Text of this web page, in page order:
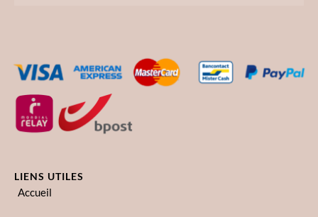
LIENS UTILES
Accueil